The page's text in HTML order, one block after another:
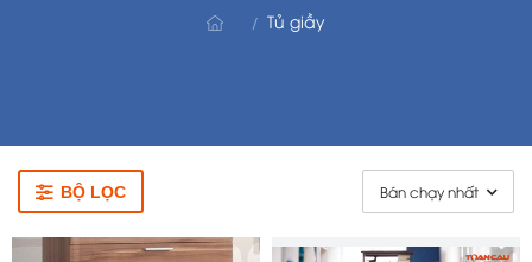
/ Tủ giầy
BỘ LỌC